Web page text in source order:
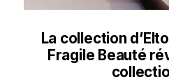
La collection
Fragile Beauté